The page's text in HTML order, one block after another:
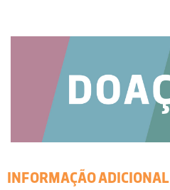
INFORMAÇÃO ADICIONAL